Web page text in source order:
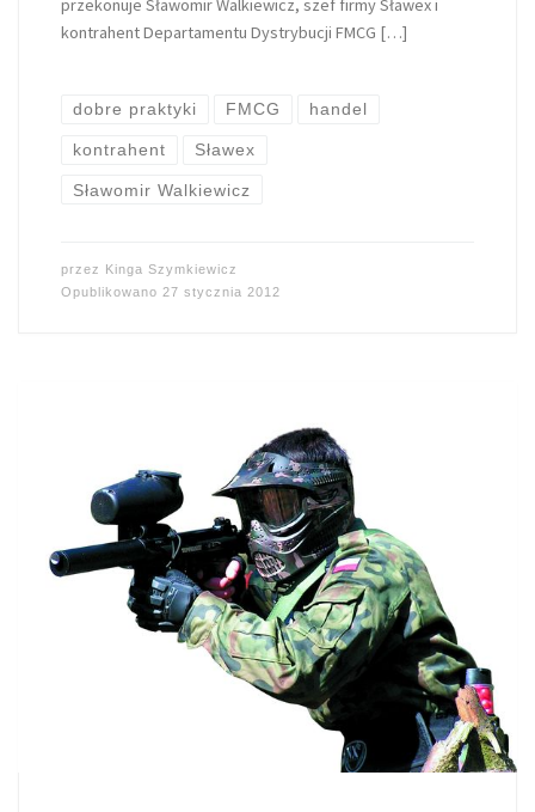
przekonuje Sławomir Walkiewicz, szef firmy Sławex i
kontrahent Departamentu Dystrybucji FMCG […]
dobre praktyki FMCG handel
kontrahent Sławex
Sławomir Walkiewicz
przez Kinga Szymkiewicz
Opublikowano 27 stycznia 2012